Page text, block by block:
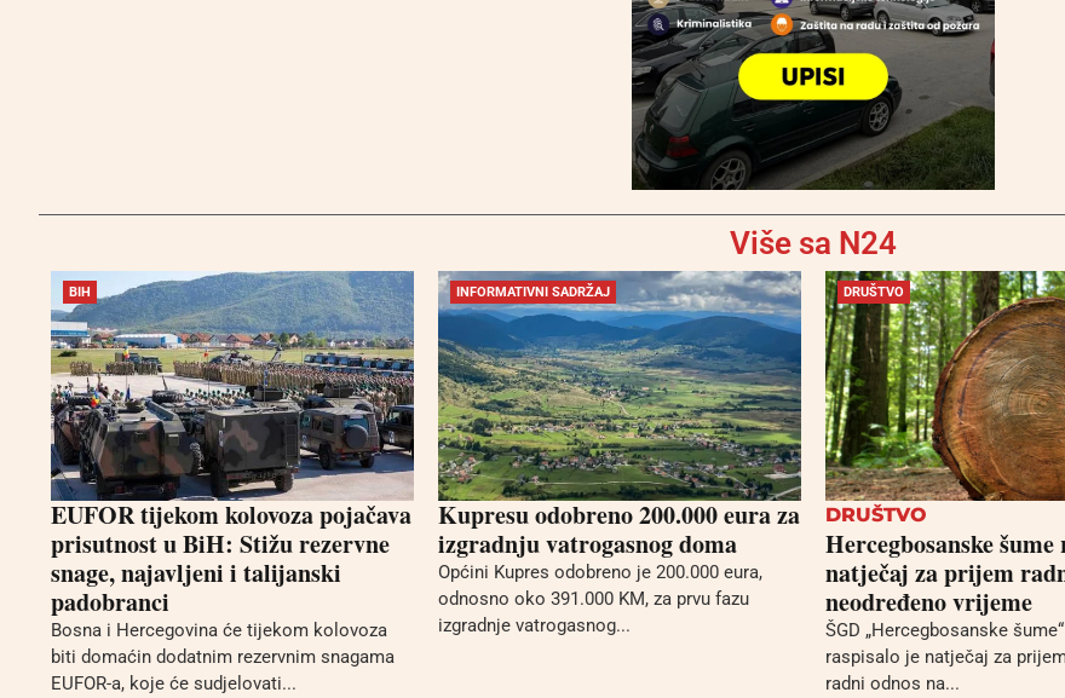
Više sa N24
BIH
EUFOR tijekom kolovoza pojačava
prisutnost u BiH: Stižu rezervne
snage, najavljeni i talijanski
padobranci
Bosna i Hercegovina će tijekom kolovoza
biti domaćin dodatnim rezervnim snagama
EUFOR-a, koje će sudjelovati...
INFORMATIVNI SADRŽAJ
Kupresu odobreno 200.000 eura za
izgradnju vatrogasnog doma
Općini Kupres odobreno je 200.000 eura,
odnosno oko 391.000 KM, za prvu fazu
izgradnje vatrogasnog...
DRUŠTVO
DRUŠTVO
Hercegbosanske šume
natječaj za prijem
neodređeno vrijeme
ŠGD „Hercegbosanske
raspisalo je natječaj za
radni odnos na...